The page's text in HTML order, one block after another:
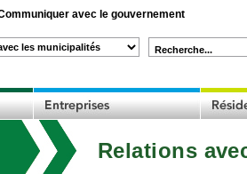
avec le gouvernement
Recherche...
Relations